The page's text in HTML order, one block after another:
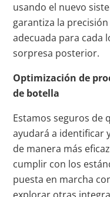
usando el nuevo
garantiza la
adecuada para cada
sorpresa posterior.
Optimización de
de botella
Estamos seguros de
ayudará a identificar
de manera más
cumplir con los
puesta en marcha